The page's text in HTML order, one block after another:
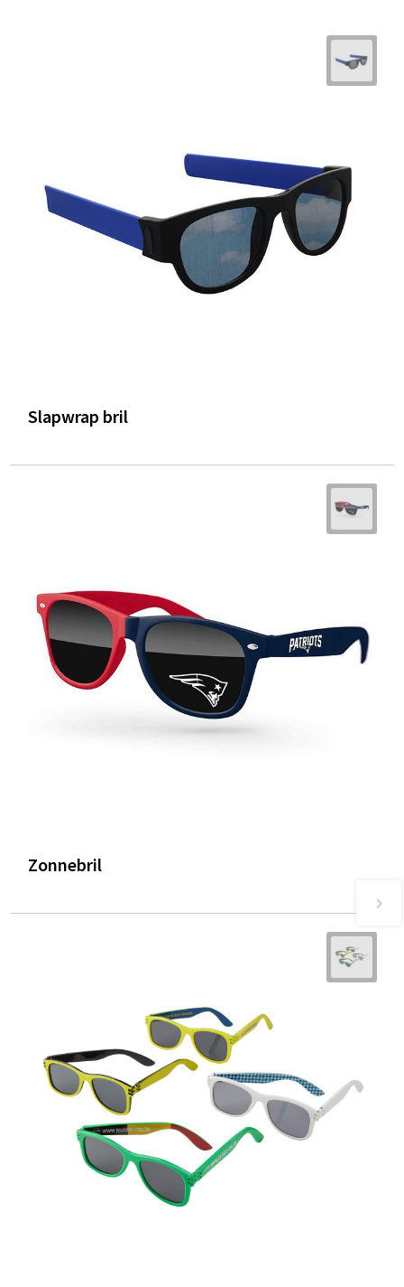
Slapwrap bril
Zonnebril